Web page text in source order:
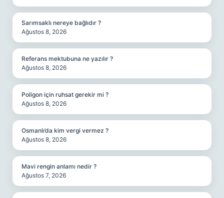
Sarımsaklı nereye bağlıdır ?
Ağustos 8, 2026
Referans mektubuna ne yazılır ?
Ağustos 8, 2026
Poligon için ruhsat gerekir mi ?
Ağustos 8, 2026
Osmanlı’da kim vergi vermez ?
Ağustos 8, 2026
Mavi rengin anlamı nedir ?
Ağustos 7, 2026